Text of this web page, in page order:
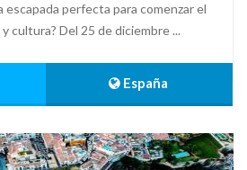
escapada perfecta para comenzar el
cultura? Del 25 de diciembre ...
España